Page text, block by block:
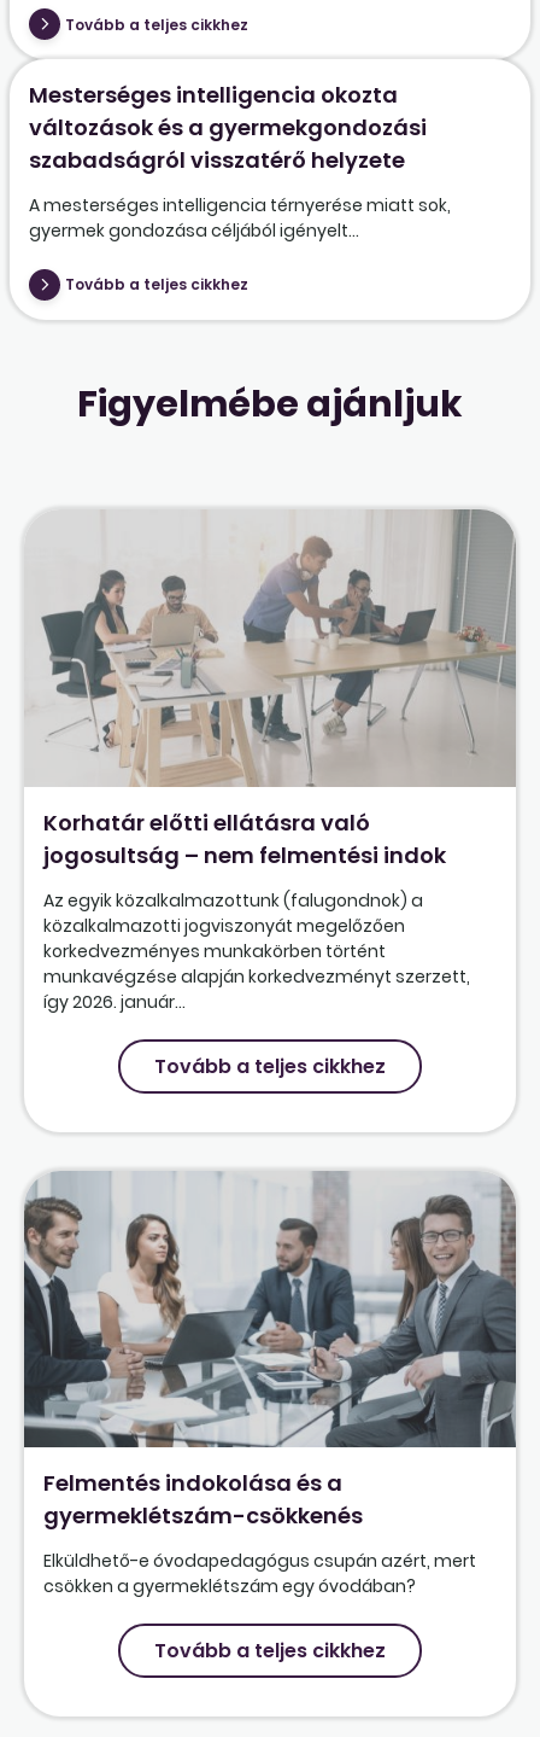
Tovább a teljes cikkhez
Mesterséges intelligencia okozta
változások és a gyermekgondozási
szabadságról visszatérő helyzete
A mesterséges intelligencia térnyerése miatt sok,
gyermek gondozása céljából igényelt...
Tovább a teljes cikkhez
Figyelmébe ajánljuk
Korhatár előtti ellátásra való
jogosultság – nem felmentési indok
Az egyik közalkalmazottunk (falugondnok) a
közalkalmazotti jogviszonyát megelőzően
korkedvezményes munkakörben történt
munkavégzése alapján korkedvezményt szerzett,
így 2026. január...
Tovább a teljes cikkhez
Felmentés indokolása és a
gyermeklétszám-csökkenés
Elküldhető-e óvodapedagógus csupán azért, mert
csökken a gyermeklétszám egy óvodában?
Tovább a teljes cikkhez